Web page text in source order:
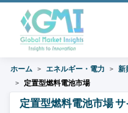
ホーム エネルギー・電力 新
定置型燃料電池市場
定置型燃料電池市場